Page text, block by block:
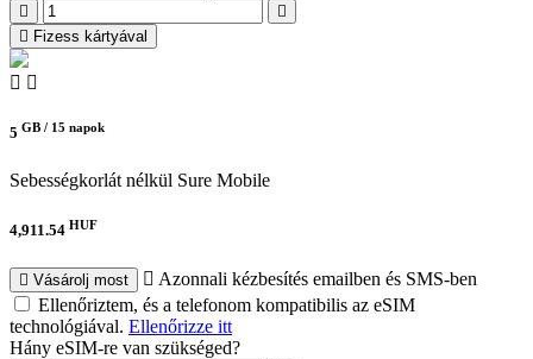
Fizess kártyával
5 GB / 15 napok
Sebességkorlát nélkül Sure Mobile
4,911.54 HUF
Vásárolj most
Azonnali kézbesítés emailben és SMS-ben
Ellenőriztem, és a telefonom kompatibilis az eSIM
technológiával. Ellenőrizze itt
Hány eSIM-re van szükséged?